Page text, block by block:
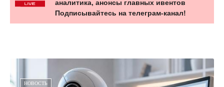
аналитика, анонсы главных ивентов
Подписывайтесь на телеграм-канал!
НОВОСТЬ